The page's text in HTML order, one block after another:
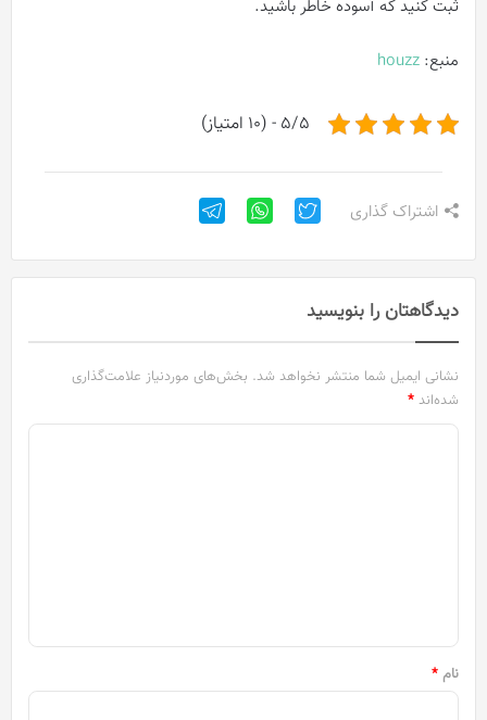
ثبت کنید که آسوده خاطر باشید.
منبع: houzz
5/5 - (10 امتیاز)
اشتراک گذاری
دیدگاهتان را بنویسید
نشانی ایمیل شما منتشر نخواهد شد. بخش‌های موردنیاز علامت‌گذاری
شده‌اند *
نام *